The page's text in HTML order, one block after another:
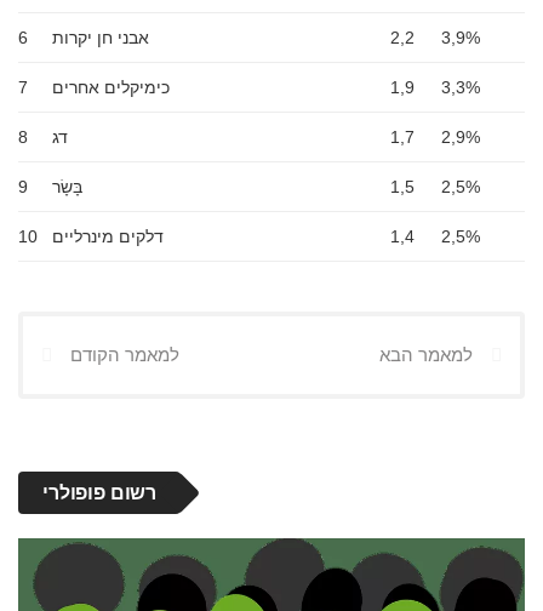
6 אבני חן יקרות 2,2 3,9%
7 כימיקלים אחרים 1,9 3,3%
8 דג 1,7 2,9%
9 בָּשָׂר 1,5 2,5%
10 דלקים מינרליים 1,4 2,5%
למאמר הקודם למאמר הבא
רשום פופולרי